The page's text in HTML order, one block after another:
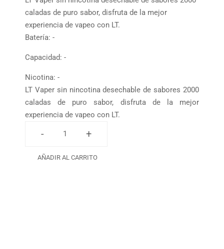
caladas de puro sabor, disfruta de la mejor
experiencia de vapeo con LT.
Batería: -
Capacidad: -
Nicotina: -
LT Vaper sin nincotina desechable de sabores 2000
caladas de puro sabor, disfruta de la mejor
experiencia de vapeo con LT.
- +
AÑADIR AL CARRITO